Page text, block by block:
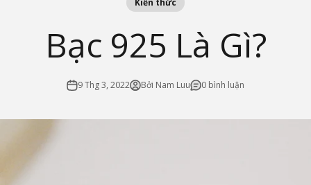
Kiến thức
Bạc 925 Là Gì?
9 Thg 3, 2022 Bởi Nam Luu 0 bình luận